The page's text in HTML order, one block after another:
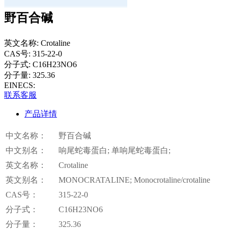
野百合碱
英文名称: Crotaline
CAS号: 315-22-0
分子式: C16H23NO6
分子量: 325.36
EINECS:
联系客服
产品详情
中文名称：
野百合碱
中文别名：
响尾蛇毒蛋白; 单响尾蛇毒蛋白;
英文名称：
Crotaline
英文别名：
MONOCRATALINE; Monocrotaline/crotaline
CAS号：
315-22-0
分子式：
C16H23NO6
分子量：
325.36